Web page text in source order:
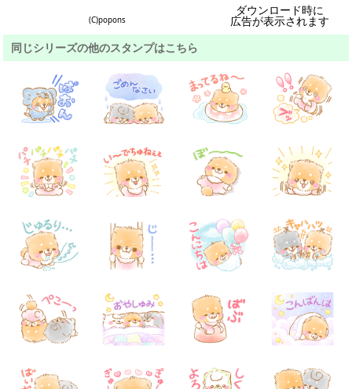
(C)popons
ダウンロード時に
広告が表示されます
同じシリーズの他のスタンプはこちら